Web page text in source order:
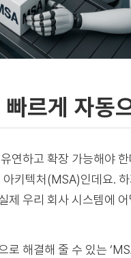
르게 자동
연하고 확장 가능해야
키텍처(MSA)인데요.
제 우리 회사 시스템에
해결해 줄 수 있는